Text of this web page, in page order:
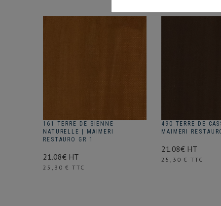
161 TERRE DE SIENNE
NATURELLE | MAIMERI
RESTAURO GR 1
21.08€ HT
Prix
25,30 € TTC
490 TERRE DE
MAIMERI
21.08€ HT
Prix
25,30 € TTC